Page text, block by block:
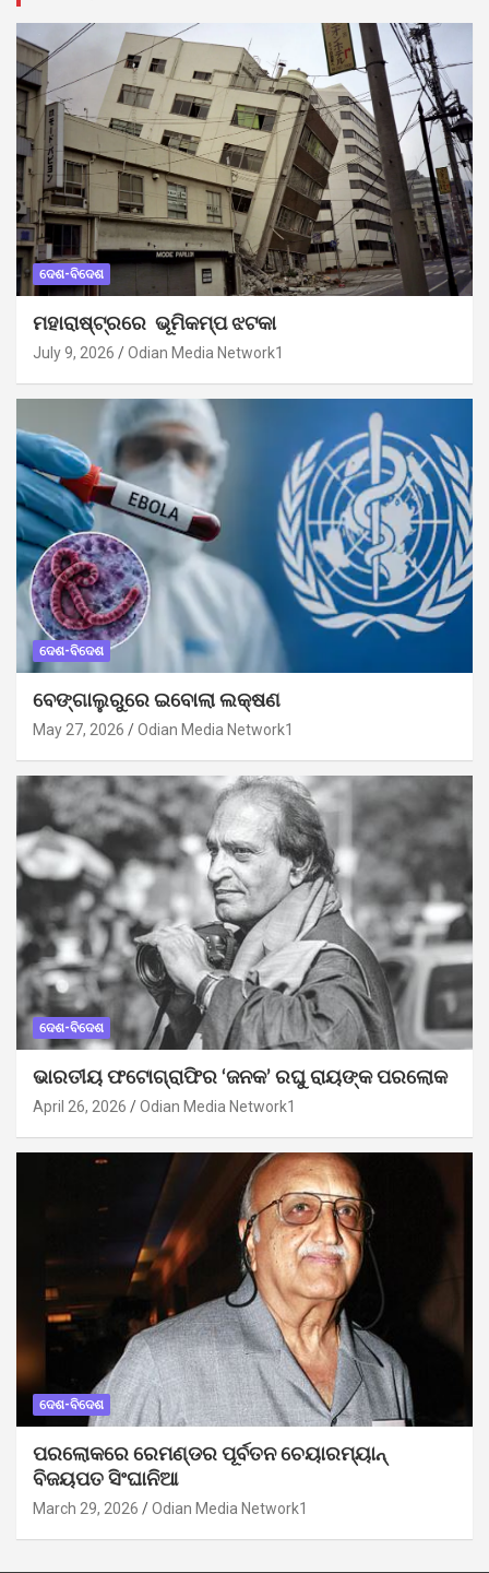
ଦେଶ-ବିଦେଶ
ମହାରାଷ୍ଟ୍ରରେ ଭୂମିକମ୍ପ ଝଟକା
July 9, 2026 Odian Media Network1
ଦେଶ-ବିଦେଶ
ବେଙ୍ଗାଲୁରୁରେ ଇବୋଲା ଲକ୍ଷଣ
May 27, 2026 Odian Media Network1
ଦେଶ-ବିଦେଶ
ଭାରତୀୟ ଫଟୋଗ୍ରାଫିର ‘ଜନକ’ ରଘୁ ରାୟଙ୍କ ପରଲୋକ
April 26, 2026 Odian Media Network1
ଦେଶ-ବିଦେଶ
ପରଲୋକରେ ରେମଣ୍ଡର ପୂର୍ବତନ ଚେୟାରମ୍ୟାନ୍
ବିଜୟପତ ସିଂଘାନିଆ
March 29, 2026 Odian Media Network1